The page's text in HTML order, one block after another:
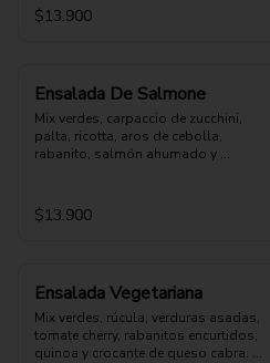
$13.900
Ensalada De Salmone
Mix verdes, carpaccio de zucchini,
palta, ricotta, aros de cebolla,
rabanito, salmón ahumado y
$13.900
Ensalada Vegetariana
Mix verdes, rúcula, verduras asadas,
tomate cherry, rabanitos encurtidos,
quinoa y crocante de queso cabra.